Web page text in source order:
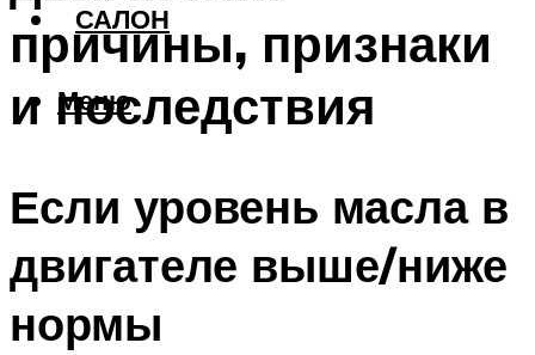
САЛОН
Меню
причины, признаки
и последствия
Если уровень масла в
двигателе выше/ниже
нормы